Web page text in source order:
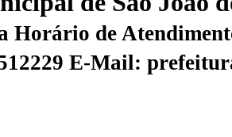
Horário de
E-Mail: